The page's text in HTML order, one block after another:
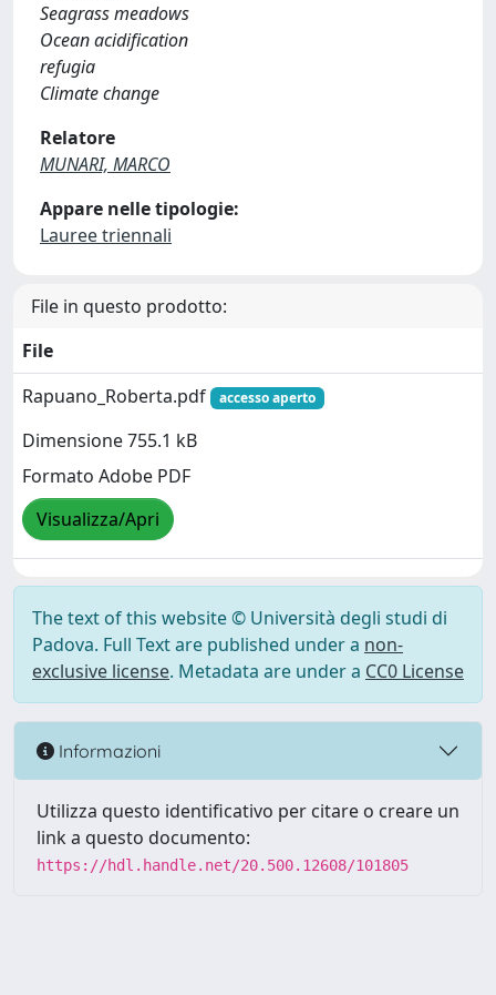
Seagrass meadows
Ocean acidification
refugia
Climate change
Relatore
MUNARI, MARCO
Appare nelle tipologie:
Lauree triennali
File in questo prodotto:
File
Rapuano_Roberta.pdf
accesso aperto
Dimensione 755.1 kB
Formato Adobe PDF
Visualizza/Apri
The text of this website © Università degli studi di
Padova. Full Text are published under a non-
exclusive license. Metadata are under a CC0 License
Informazioni
Utilizza questo identificativo per citare o creare un
link a questo documento:
https://hdl.handle.net/20.500.12608/101805